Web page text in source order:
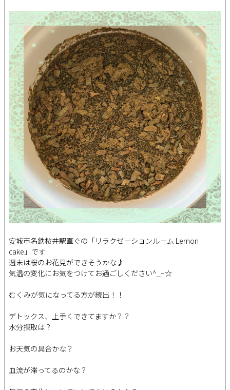
掲載店様ログイン
閉じる
安城市名鉄桜井駅直ぐの「リラクゼーションルーム Lemon
cake」です
週末は桜のお花見ができそうかな♪
気温の変化にお気をつけてお過ごしください^_−☆
むくみが気になってる方が続出！！
デトックス、上手くできてますか？？
水分摂取は？
お天気の具合かな？
血流が滞ってるのかな？